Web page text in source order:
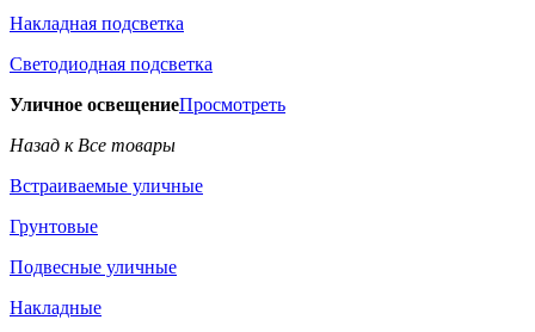
Накладная подсветка
Светодиодная подсветка
Уличное освещениеПросмотреть
Назад к Все товары
Встраиваемые уличные
Грунтовые
Подвесные уличные
Накладные